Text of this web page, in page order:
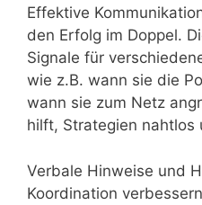
Effektive
den Erfolg im Doppel.
Signale für
wie z.B. wann sie die
wann sie zum Netz
hilft, Strategien nahtlos
Verbale Hinweise und
Koordination